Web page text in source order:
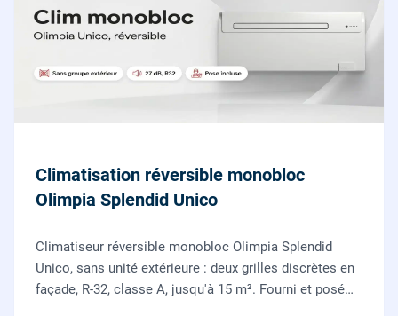
Climatisation réversible monobloc
Olimpia Splendid Unico
Climatiseur réversible monobloc Olimpia Splendid
Unico, sans unité extérieure : deux grilles discrètes en
façade, R-32, classe A, jusqu'à 15 m². Fourni et posé